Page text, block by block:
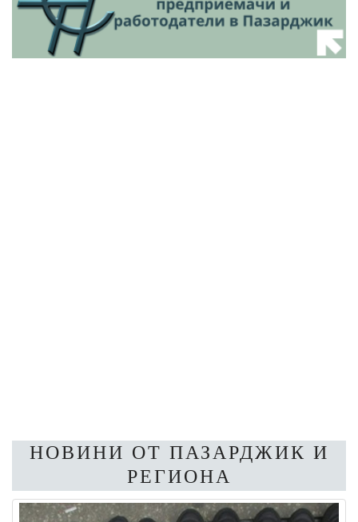
НОВИНИ ОТ ПАЗАРДЖИК И
РЕГИОНА